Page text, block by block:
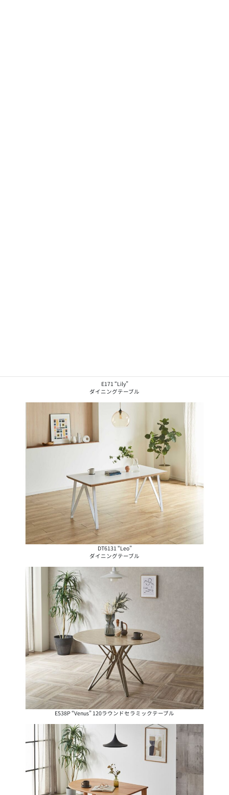
E171 “Lily”
ダイニングテーブル
DT6131 “Leo”
ダイニングテーブル
E538P “Venus” 120ラウンドセラミックテーブル